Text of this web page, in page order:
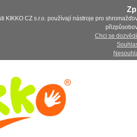
KIKKO CZ s.r.o. používají nástroje pro
Chci se